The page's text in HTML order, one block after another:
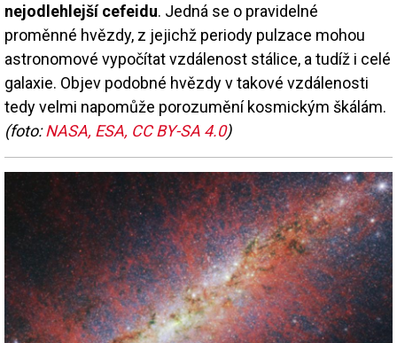
nejodlehlejší cefeidu. Jedná se o pravidelné
proměnné hvězdy, z jejichž periody pulzace mohou
astronomové vypočítat vzdálenost stálice, a tudíž i celé
galaxie. Objev podobné hvězdy v takové vzdálenosti
tedy velmi napomůže porozumění kosmickým škálám.
(foto:NASA, ESA, CC BY-SA 4.0)